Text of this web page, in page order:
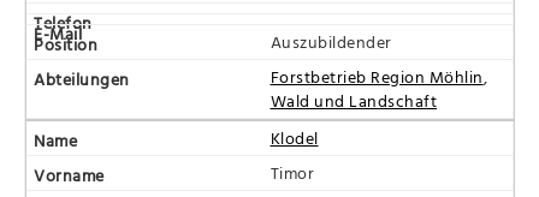
Auszubildender
Forstbetrieb Region Möhlin,
Wald und Landschaft
Klodel
Timor